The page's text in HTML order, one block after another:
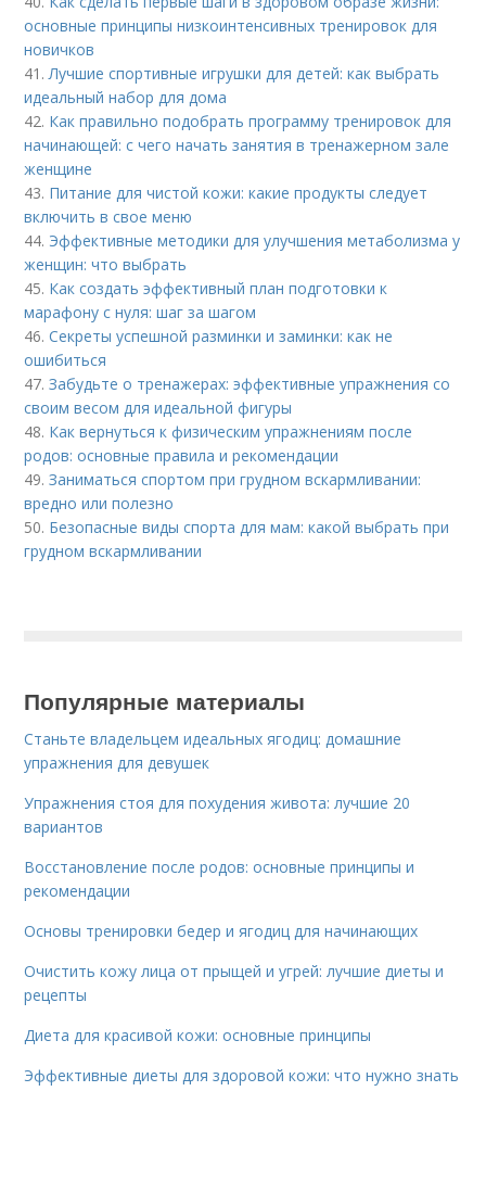
основные принципы низкоинтенсивных тренировок для
новичков
41. Лучшие спортивные игрушки для детей: как выбрать
идеальный набор для дома
42. Как правильно подобрать программу тренировок для
начинающей: с чего начать занятия в тренажерном зале
женщине
43. Питание для чистой кожи: какие продукты следует
включить в свое меню
44. Эффективные методики для улучшения метаболизма у
женщин: что выбрать
45. Как создать эффективный план подготовки к
марафону с нуля: шаг за шагом
46.Секреты успешной разминки и заминки: как не
ошибиться
47.Забудьте о тренажерах: эффективные упражнения со
своим весом для идеальной фигуры
48. Как вернуться к физическим упражнениям после
родов: основные правила и рекомендации
49.Заниматься спортом при грудном вскармливании:
вредно или полезно
50. Безопасные виды спорта для мам: какой выбрать при
грудном вскармливании
Популярные материалы
Станьте владельцем идеальных ягодиц: домашние
упражнения для девушек
Упражнения стоя для похудения живота: лучшие 20
вариантов
Восстановление после родов: основные принципы и
рекомендации
Основы тренировки бедер и ягодиц для начинающих
Очистить кожу лица от прыщей и угрей: лучшие диеты и
рецепты
Диета для красивой кожи: основные принципы
Эффективные диеты для здоровой кожи: что нужно знать